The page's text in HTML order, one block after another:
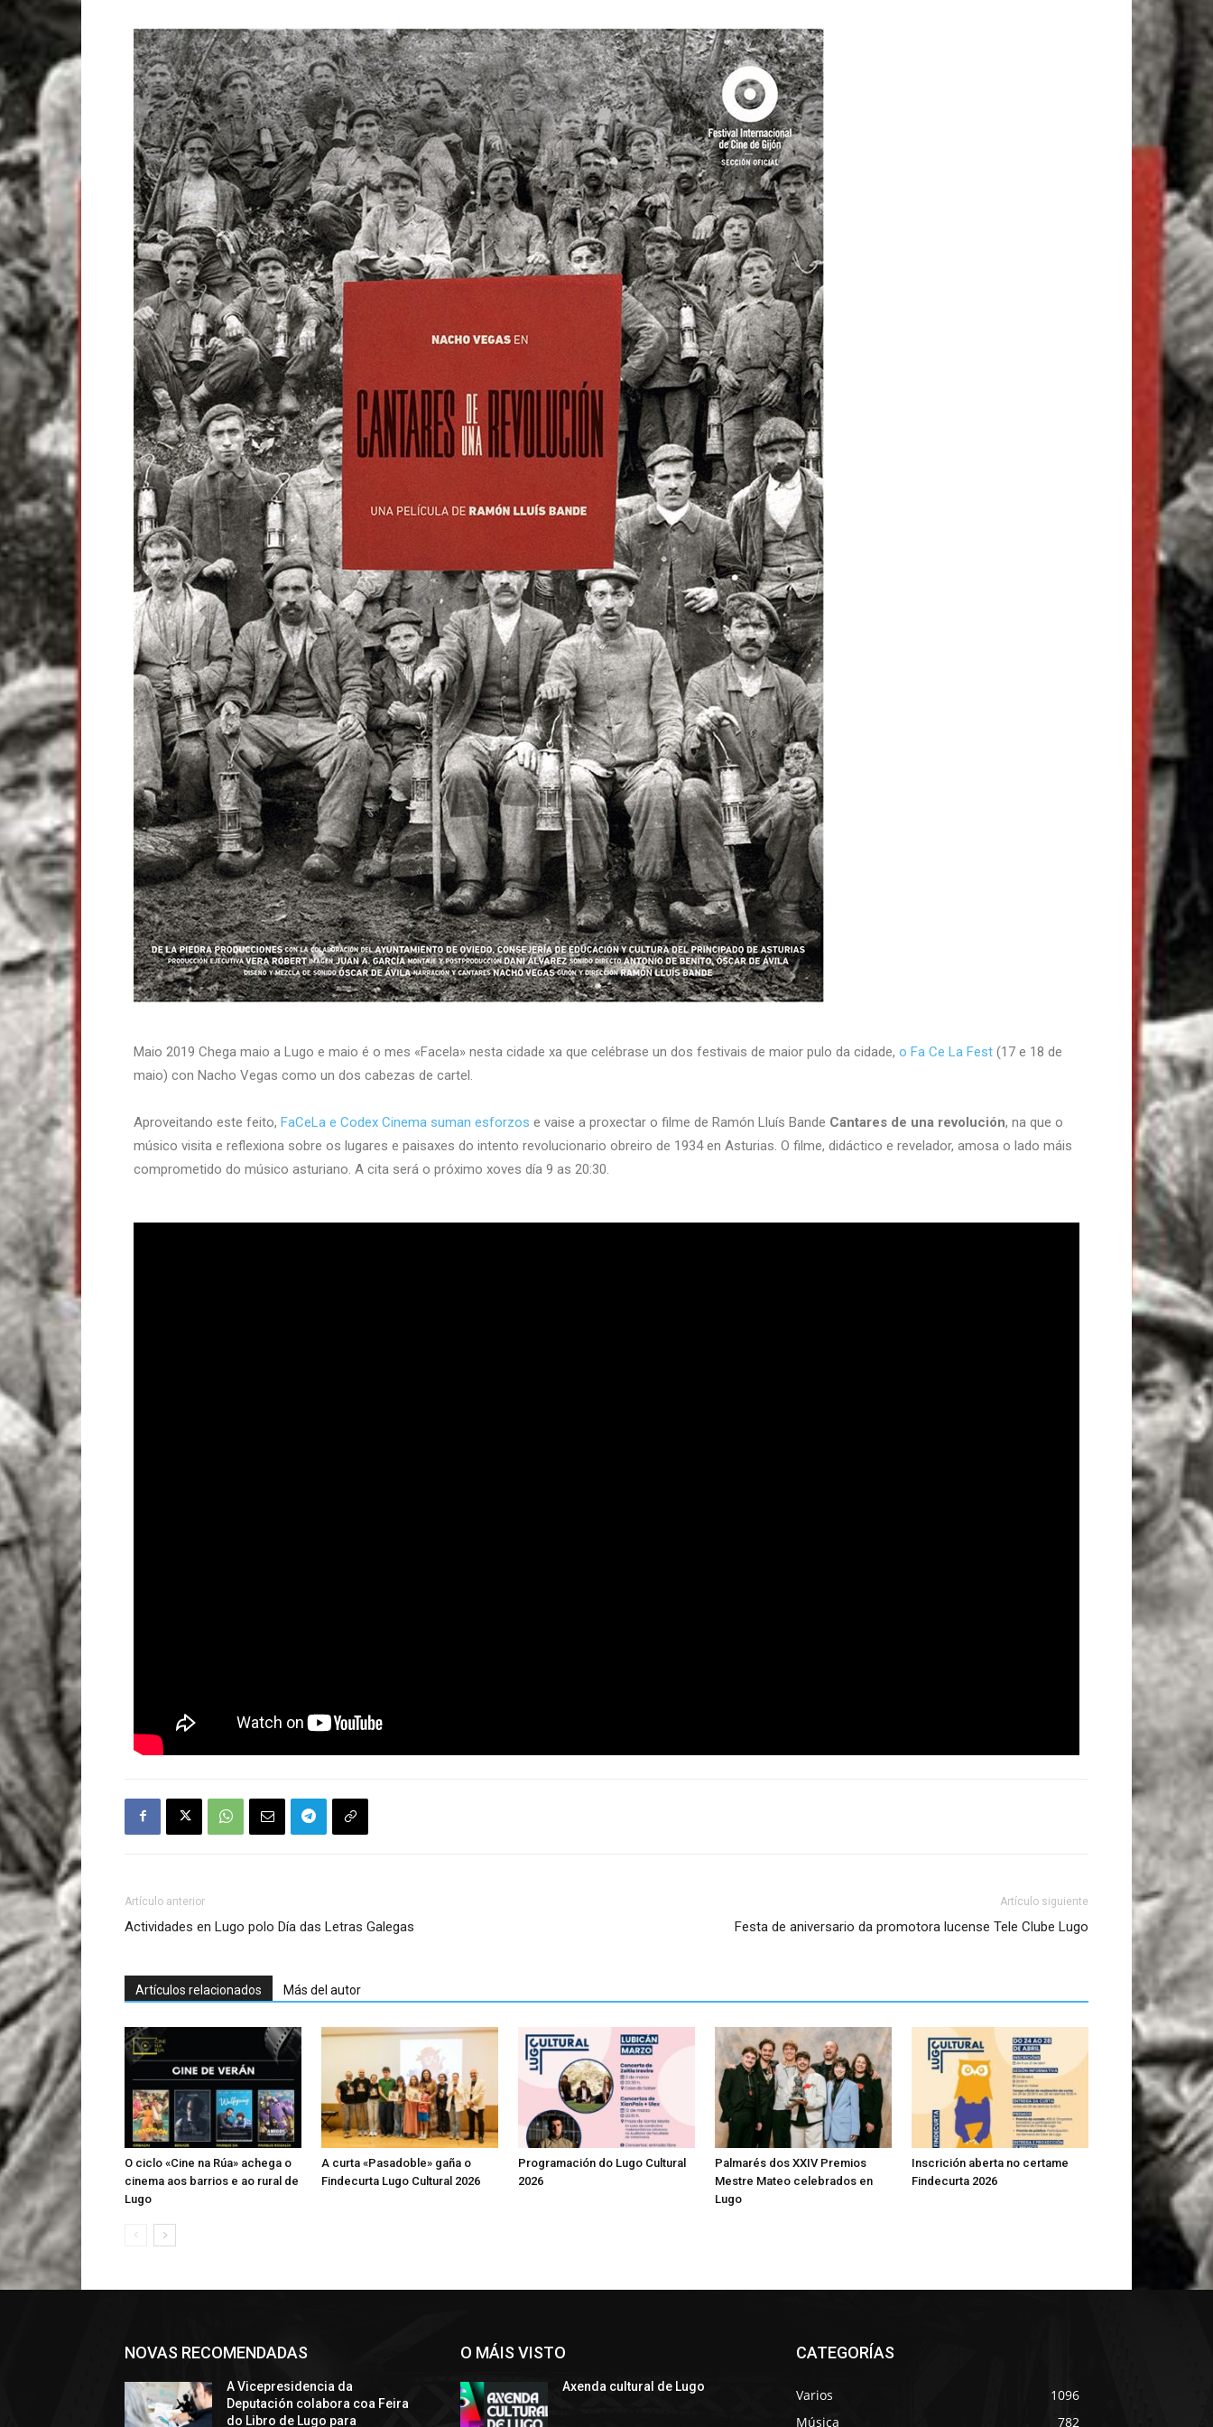
Maio 2019 Chega maio a Lugo e maio é o mes «Facela» nesta cidade xa que celébrase un dos festivais de maior pulo da cidade, o Fa Ce La Fest (17 e 18 de
maio) con Nacho Vegas como un dos cabezas de cartel.
Aproveitando este feito, FaCeLa e Codex Cinema suman esforzos e vaise a proxectar o filme de Ramón Lluís Bande Cantares de una revolución, na que o
músico visita e reflexiona sobre os lugares e paisaxes do intento revolucionario obreiro de 1934 en Asturias. O filme, didáctico e revelador, amosa o lado máis
comprometido do músico asturiano. A cita será o próximo xoves día 9 as 20:30.
Artículo anterior
Actividades en Lugo polo Día das Letras Galegas
Artículo siguiente
Festa de aniversario da promotora lucense Tele Clube Lugo
Artículos relacionados Más del autor
O ciclo «Cine na Rúa» achega o
cinema aos barrios e ao rural de
Lugo
A curta «Pasadoble» gaña o
Findecurta Lugo Cultural 2026
Programación do Lugo Cultural
2026
Palmarés dos XXIV Premios
Mestre Mateo celebrados en
Lugo
Inscrición aberta no certame
Findecurta 2026
NOVAS RECOMENDADAS
A Vicepresidencia da
Deputación colabora coa Feira
do Libro de Lugo para
O MÁIS VISTO
Axenda cultural de Lugo
CATEGORÍAS
Varios
1096
Música
782